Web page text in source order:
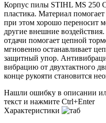
Корпус пилы STIHL MS 250
пластика. Материал
при этом хорошо переносит
другие внешние
отдачи помогает цепной
мгновенно останавливает
защитный упор.
вибрацию от двухтактного
конце рукояти становится
Нашли ошибку в описании
текст и нажмите Ctrl+Enter
Характеристики